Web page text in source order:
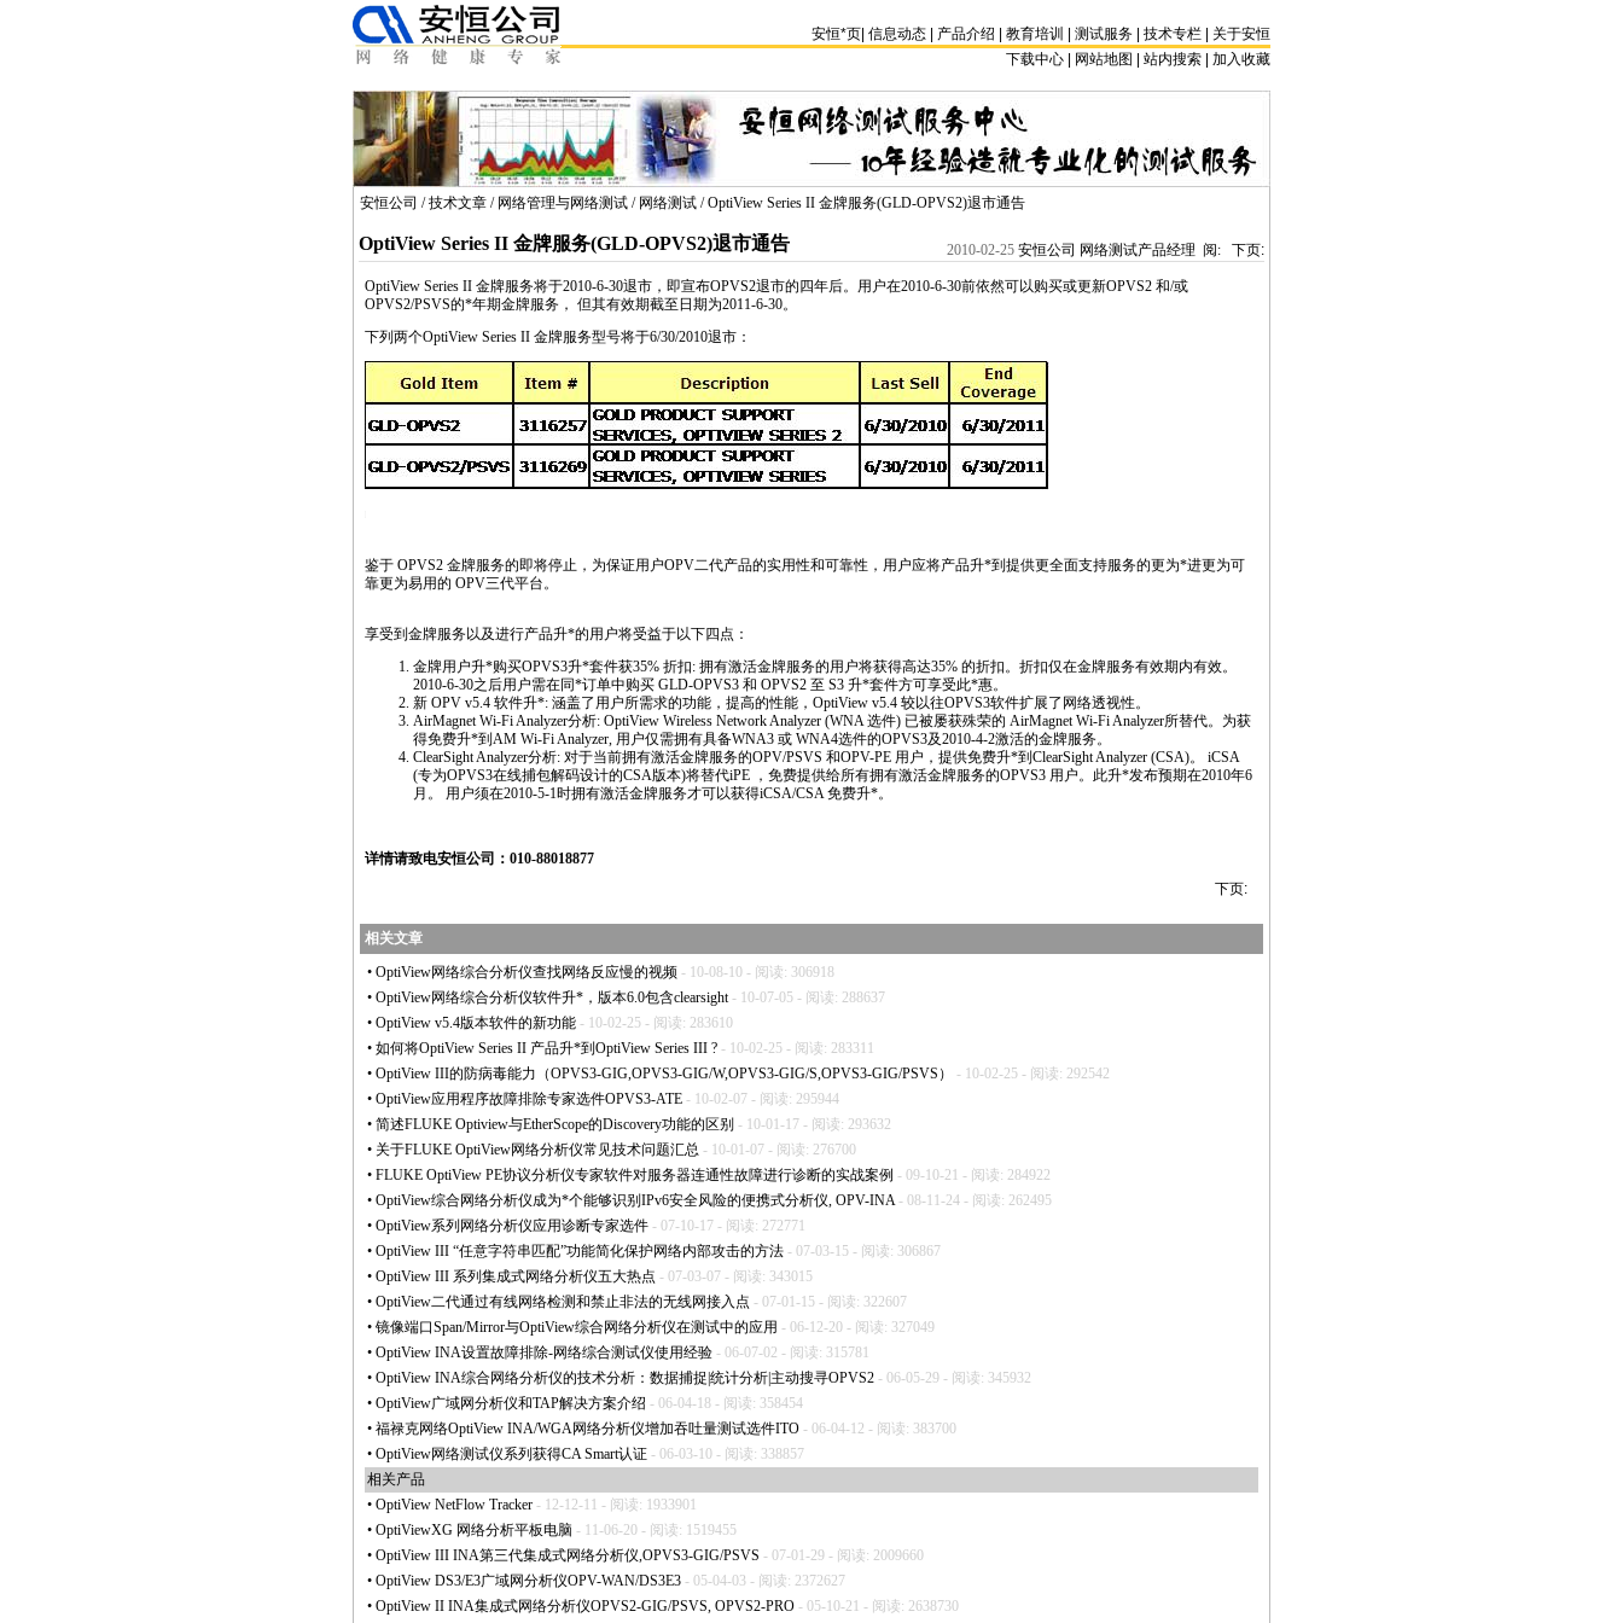
安恒*页 信息动态 产品介绍 教育培训 测试服务 技术专栏
关于安恒
下载中心 | 网站地图 | 站内搜索 加入收藏
安恒公司 /技术文章 / 网络管理与网络测试 / 网络测试 / OptiView Series II 金牌服务(GLD-OPVS2)退市通告
2010-02-25 安恒公司 网络测试产品经理 阅: 下页:
OptiView Series II 金牌服务(GLD-OPVS2)退市通告
OptiView Series II 金牌服务将于2010-6-30退市，即宣布OPVS2退市的四年后。用户在2010-6-30前依然可以购买或更新OPVS2 和/或
OPVS2/PSVS的*年期金牌服务， 但其有效期截至日期为2011-6-30。
下列两个OptiView Series II 金牌服务型号将于6/30/2010退市：
鉴于 OPVS2 金牌服务的即将停止，为保证用户OPV二代产品的实用性和可靠性，用户应将产品升*到提供更全面支持服务的更为*进更为可
靠更为易用的 OPV三代平台。
享受到金牌服务以及进行产品升*的用户将受益于以下四点：
金牌用户升*购买OPVS3升*套件获35% 折扣: 拥有激活金牌服务的用户将获得高达35% 的折扣。折扣仅在金牌服务有效期内有效。
2010-6-30之后用户需在同*订单中购买 GLD-OPVS3 和 OPVS2 至 S3 升*套件方可享受此*惠。
新 OPV v5.4 软件升*: 涵盖了用户所需求的功能，提高的性能， OptiView v5.4 较以往OPVS3软件扩展了网络透视性。
AirMagnet Wi-Fi Analyzer分析: OptiView Wireless Network Analyzer (WNA 选件) 已被屡获殊荣的 AirMagnet Wi-Fi Analyzer所替代。为获
得免费升*到AM Wi-Fi Analyzer, 用户仅需拥有具备WNA3 或 WNA4选件的OPVS3及2010-4-2激活的金牌服务。
ClearSight Analyzer分析: 对于当前拥有激活金牌服务的OPV/PSVS 和OPV-PE 用户，提供免费升*到ClearSight Analyzer (CSA)。 iCSA
(专为OPVS3在线捕包解码设计的CSA版本)将替代iPE ，免费提供给所有拥有激活金牌服务的OPVS3 用户。此升*发布预期在2010年6
月。 用户须在2010-5-1时拥有激活金牌服务才可以获得iCSA/CSA 免费升*。
详情请致电安恒公司：010-88018877
下页:
相关文章
• OptiView网络综合分析仪查找网络反应慢的视频 - 10-08-10 - 阅读: 306918
• OptiView网络综合分析仪软件升* ，版本6.0包含clearsight- 10-07-05 - 阅读: 288637
• OptiView v5.4版本软件的新功能 - 10-02-25 - 阅读: 283610
• 如何将OptiView Series II 产品升*到OptiView Series III ? - 10-02-25 - 阅读: 283311
• OptiView III的防病毒能力（OPVS3-GIG,OPVS3-GIG/W,OPVS3-GIG/S,OPVS3-GIG/PSVS）
- 10-02-25 - 阅读: 292542
• OptiView应用程序故障排除专家选件OPVS3-ATE - 10-02-07 - 阅读: 295944
• 简述FLUKE Optiview与EtherScope的Discovery功能的区别 - 10-01-17 - 阅读: 293632
• 关于FLUKE OptiView网络分析仪常见技术问题汇总 - 10-01-07 - 阅读: 276700
• FLUKE OptiView PE协议分析仪专家软件对服务器连通性故障进行诊断的实战案例 - 09-10-21 - 阅读: 284922
• OptiView综合网络分析仪成为*个能够识别IPv6安全风险的便携式分析仪, OPV-INA- 08-11-24 - 阅读: 262495
• OptiView系列网络分析仪应用诊断专家选件 - 07-10-17 - 阅读: 272771
• OptiView III “任意字符串匹配”功能简化保护网络内部攻击的方法 - 07-03-15 - 阅读: 306867
• OptiView III 系列集成式网络分析仪五大热点 - 07-03-07 - 阅读: 343015
• OptiView二代通过有线网络检测和禁止非法的无线网接入点 - 07-01-15 - 阅读: 322607
• 镜像端口Span/Mirror与OptiView综合网络分析仪在测试中的应用 - 06-12-20 - 阅读: 327049
• OptiView INA设置故障排除-网络综合测试仪使用经验 - 06-07-02 - 阅读: 315781
• OptiView INA综合网络分析仪的技术分析：数据捕捉|统计分析|主动搜寻OPVS2 - 06-05-29 - 阅读: 345932
• OptiView广域网分析仪和TAP解决方案介绍 - 06-04-18 - 阅读: 358454
• 福禄克网络OptiView INA/WGA网络分析仪增加吞吐量测试选件ITO - 06-04-12 - 阅读: 383700
• OptiView网络测试仪系列获得CA Smart认证 - 06-03-10 - 阅读: 338857
相关产品
• OptiView NetFlow Tracker - 12-12-11 - 阅读: 1933901
• OptiViewXG 网络分析平板电脑 - 11-06-20 - 阅读: 1519455
• OptiView III INA第三代集成式网络分析仪,OPVS3-GIG/PSVS - 07-01-29 - 阅读: 2009660
• OptiView DS3/E3广域网分析仪OPV-WAN/DS3E3 - 05-04-03 - 阅读: 2372627
• OptiView II INA集成式网络分析仪OPVS2-GIG/PSVS, OPVS2-PRO - 05-10-21 - 阅读: 2638730